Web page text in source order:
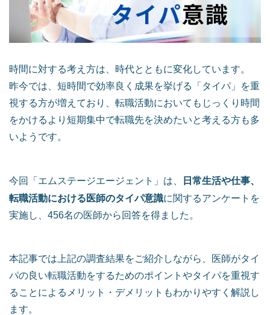
時間に対する考え方は、時代とともに変化しています。
昨今では、短時間で効率良く成果を挙げる「タイパ」を重
視する方が増えており、転職活動においてもじっくり時間
をかけるより短期集中で転職先を決めたいと考える方も多
いようです。
今回「エムステージエージェント」は、
日常生活や仕事、
転職活動における医師のタイパ意識に関するアンケートを
実施し、456名の医師から回答を得ました。
本記事では上記の調査結果をご紹介しながら、医師がタイ
パの良い転職活動をするためのポイントやタイパを重視す
ることによるメリット・デメリットもわかりやすく解説し
ます。